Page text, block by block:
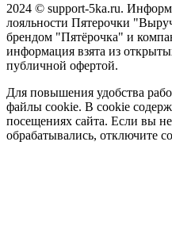
2024 © support-5ka.ru.
лояльности Пятерочки
брендом "Пятёрочка" и
информация взята из
публичной офертой.
Для повышения удобства
файлы cookie. В cookie
посещениях сайта. Если вы
обрабатывались, отключите